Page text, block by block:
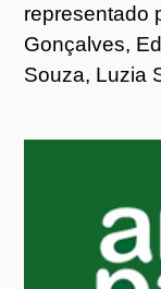
representado
Gonçalves,
Souza, Luzia